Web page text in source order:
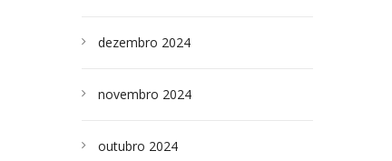
dezembro 2024
novembro 2024
outubro 2024